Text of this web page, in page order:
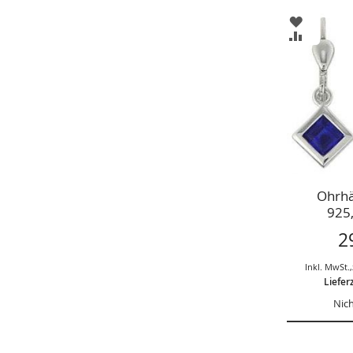
ZUR
ZUR
Inkl. MwSt. ,